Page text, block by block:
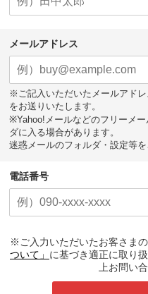
メールアドレス
※ご記入いただいたメールアド
をお送りいたします。
※Yahoo!メールなどのフリーメ
ダに入る場合があります。
迷惑メールのフォルダ・設定等を
電話番号
※ご入力いただいたお客さまの
ついて」 に基づき適正に取り
上お問い